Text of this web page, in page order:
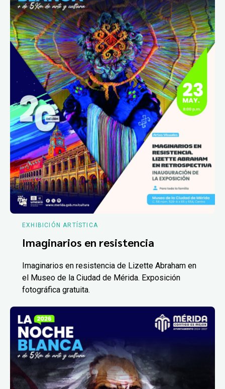
EXHIBICIÓN ARTÍSTICA
Imaginarios en resistencia
Imaginarios en resistencia de Lizette Abraham en
el Museo de la Ciudad de Mérida. Exposición
fotográfica gratuita.